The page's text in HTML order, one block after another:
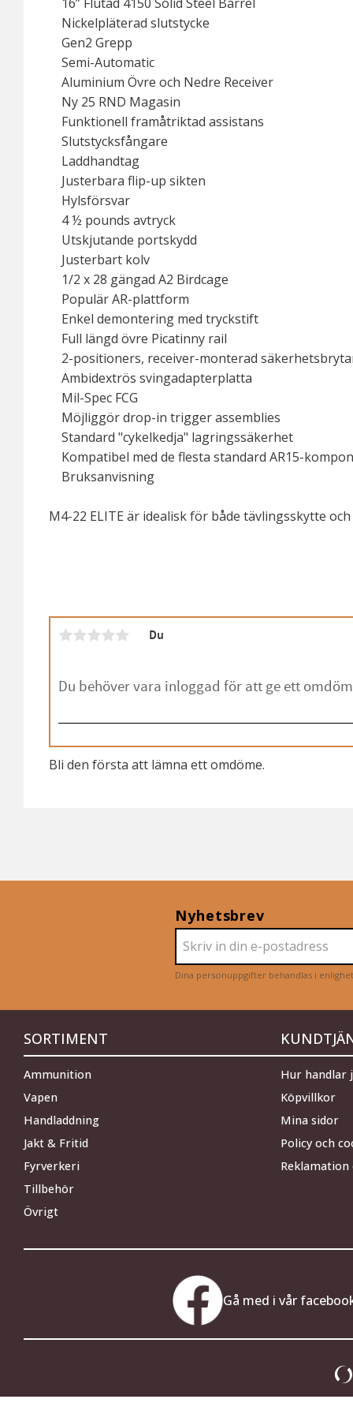
Nickelpläterad slutstycke
Gen2 Grepp
Semi-Automatic
Aluminium Övre och Nedre Receiver
Ny 25 RND Magasin
Funktionell framåtriktad assistans
Slutstycksfångare
Laddhandtag
Justerbara flip-up sikten
Hylsförsvar
4 ½ pounds avtryck
Utskjutande portskydd
Justerbart kolv
1/2 x 28 gängad A2 Birdcage
Populär AR-plattform
Enkel demontering med tryckstift
Full längd övre Picatinny rail
2-positioners, receiver-monterad
Ambidextrös svingadapterplatta
Mil-Spec FCG
Möjliggör drop-in trigger assemblies
Standard "cykelkedja" lagringssäkerhet
Kompatibel med de flesta standard AR15-
Bruksanvisning
M4-22 ELITE är idealisk för både tävlingsskytte
Du
Bli den första att lämna ett omdöme.
Nyhetsbrev
Dina personuppgifter behandlas i
SORTIMENT
Ammunition
Vapen
Handladdning
Jakt & Fritid
Fyrverkeri
Tillbehör
Övrigt
Hur handlar
Köpvillkor
Mina sidor
Policy och
Gå med i vår